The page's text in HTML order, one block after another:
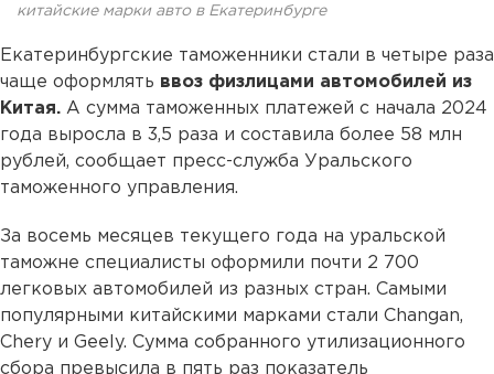
китайские марки авто в Екатеринбурге
Екатеринбургские таможенники стали в четыре раза
чаще оформлять ввоз физлицами автомобилей из
Китая. А сумма таможенных платежей с начала 2024
года выросла в 3,5 раза и составила более 58 млн
рублей, сообщает пресс-служба Уральского
таможенного управления.
За восемь месяцев текущего года на уральской
таможне специалисты оформили почти 2 700
легковых автомобилей из разных стран. Самыми
популярными китайскими марками стали Changan,
Chery и Geely. Сумма собранного утилизационного
сбора превысила в пять раз показатель